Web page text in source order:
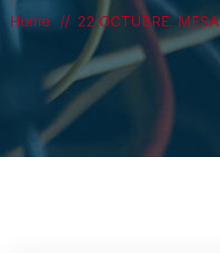
Home 22 OCTUBRE.